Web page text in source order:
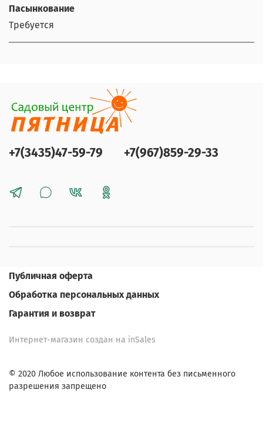
Пасынкование
Требуется
+7(3435)47-59-79 +7(967)859-29-33
Публичная оферта
Обработка персональных данных
Гарантия и возврат
Интернет-магазин создан на inSales
© 2020 Любое использование контента без письменного
разрешения запрещено